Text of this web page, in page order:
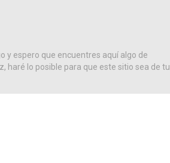
y espero que encuentres aquí algo de
haré lo posible para que este sitio sea de tu